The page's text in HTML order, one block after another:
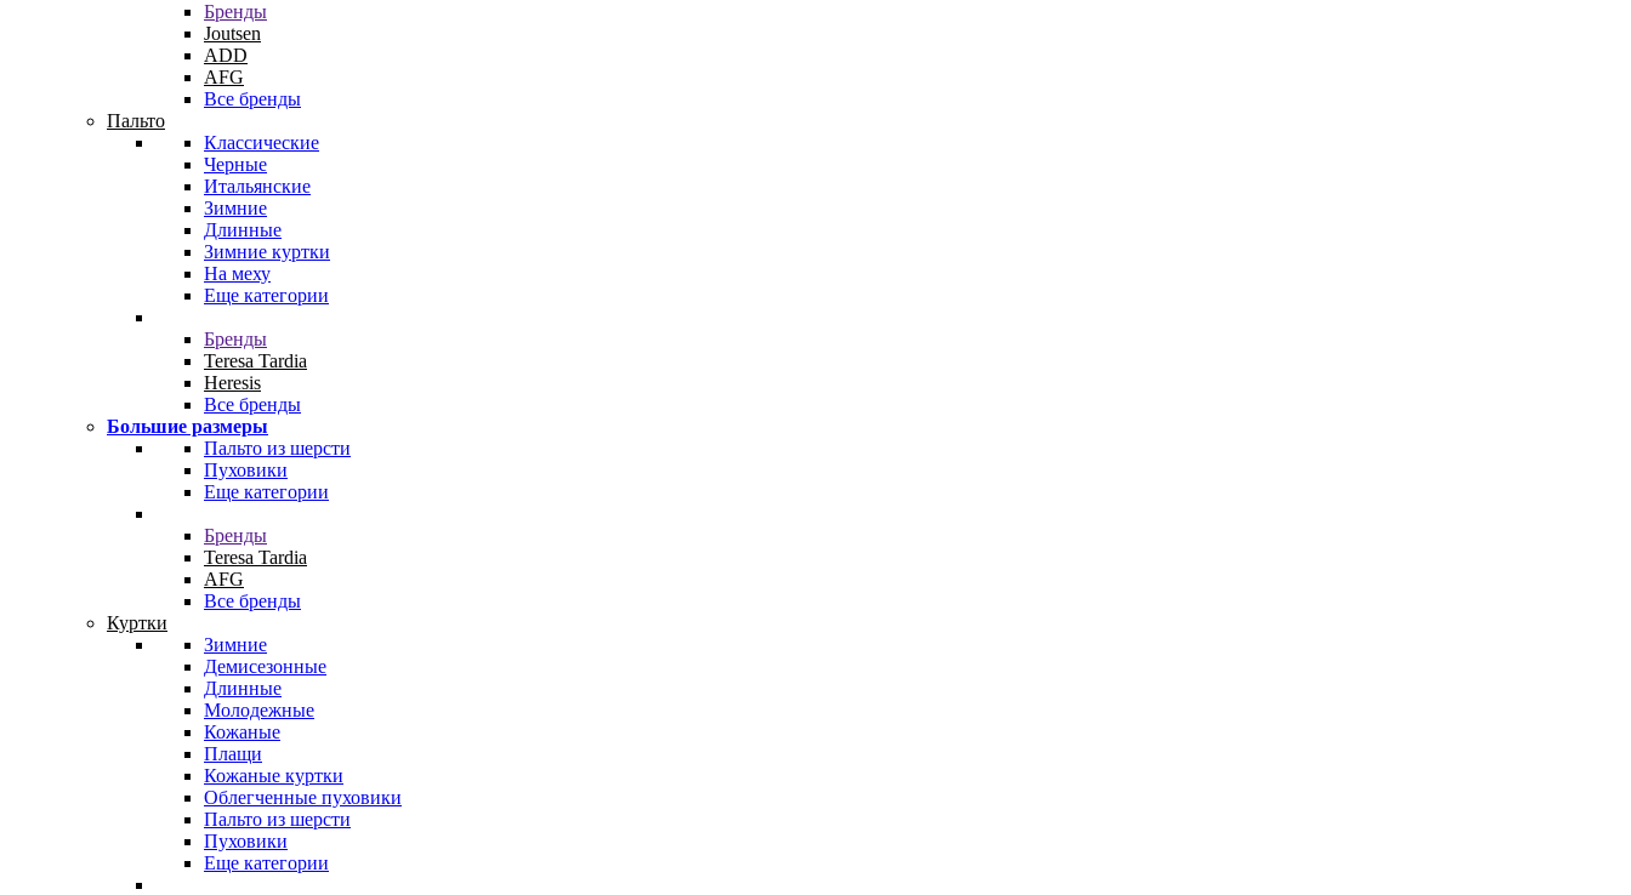
Бренды
Joutsen
ADD
AFG
Все бренды
Пальто
Классические
Черные
Итальянские
Зимние
Длинные
Зимние куртки
На меху
Еще категории
Бренды
Teresa Tardia
Heresis
Все бренды
Большие размеры
Пальто из шерсти
Пуховики
Еще категории
Бренды
Teresa Tardia
AFG
Все бренды
Куртки
Зимние
Демисезонные
Длинные
Молодежные
Кожаные
Плащи
Кожаные куртки
Облегченные пуховики
Пальто из шерсти
Пуховики
Еще категории